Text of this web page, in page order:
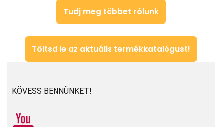
Tudj meg többet rólunk
Töltsd le az aktuális termékkatalógust!
KÖVESS BENNÜNKET!